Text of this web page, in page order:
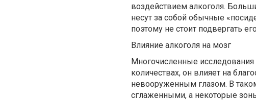
воздействием алкоголя.
несут за собой обычные
поэтому не стоит подвергать
Влияние алкоголя на мозг
Многочисленные
количествах, он влияет на
невооруженным глазом. В
сглаженными, а некоторые